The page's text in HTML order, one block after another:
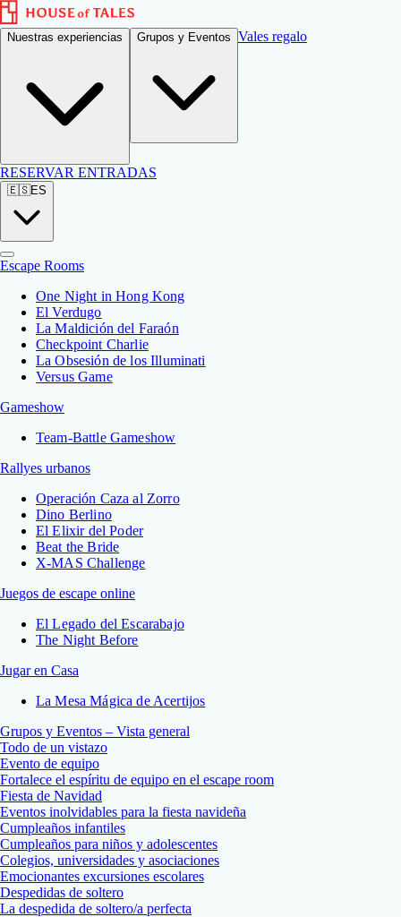
Nuestras experiencias Grupos y Eventos Vales regalo
RESERVAR ENTRADAS
🇪🇸ES
Escape Rooms
One Night in Hong Kong
El Verdugo
La Maldición del Faraón
Checkpoint Charlie
La Obsesión de los Illuminati
Versus Game
Gameshow
Team-Battle Gameshow
Rallyes urbanos
Operación Caza al Zorro
Dino Berlino
El Elixir del Poder
Beat the Bride
X-MAS Challenge
Juegos de escape online
El Legado del Escarabajo
The Night Before
Jugar en Casa
La Mesa Mágica de Acertijos
Grupos y Eventos – Vista general
Todo de un vistazo
Evento de equipo
Fortalece el espíritu de equipo en el escape room
Fiesta de Navidad
Eventos inolvidables para la fiesta navideña
Cumpleaños infantiles
Cumpleaños para niños y adolescentes
Colegios, universidades y asociaciones
Emocionantes excursiones escolares
Despedidas de soltero
La despedida de soltero/a perfecta